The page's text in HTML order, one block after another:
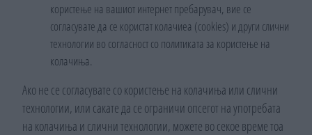
користење на вашиот интернет пребарувач, вие се
согласувате да се користат колачиеа (cookies) и други слични
технологии во согласност со политиката за користење на
колачиња.
Ако не се согласувате со користење на колачиња или слични
технологии, или сакате да се ограничи опсегот на употребата
на колачиња и слични технологии, можете во секое време тоа